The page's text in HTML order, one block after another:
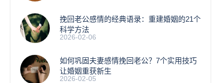
挽回老公感情的经典语录：重建婚姻的21个
科学方法
2026-02-06
如何巩固夫妻感情挽回老公？7个实用技巧
让婚姻重获新生
2026-02-05